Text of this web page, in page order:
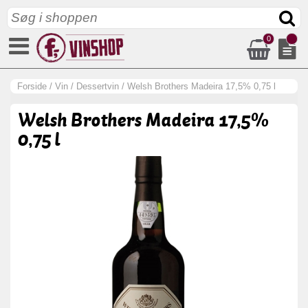
0
Forside / Vin / Dessertvin / Welsh Brothers Madeira 17,5% 0,75 l
Welsh Brothers Madeira 17,5%
0,75 l